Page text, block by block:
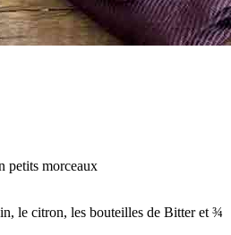
petits morceaux
le citron, les bouteilles de Bitter et ¾